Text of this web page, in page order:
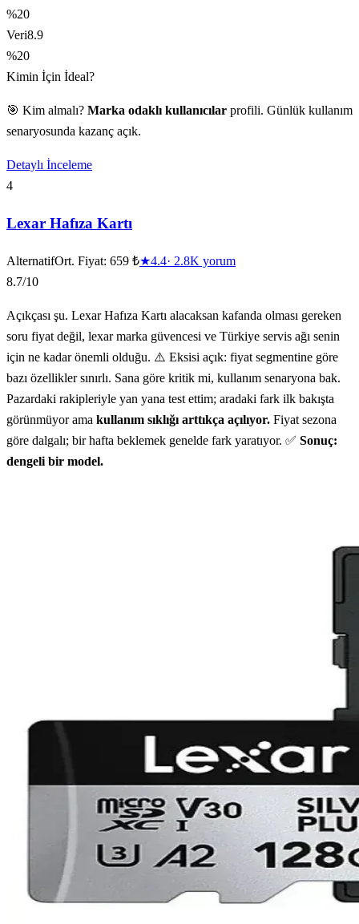
%20
Veri8.9
%20
Kimin İçin İdeal?
🎯 Kim almalı? Marka odaklı kullanıcılar profili. Günlük kullanım
senaryosunda kazanç açık.
Detaylı İnceleme
4
Lexar Hafıza Kartı
AlternatifOrt. Fiyat: 659 ₺★4.4· 2.8K yorum
8.7/10
Açıkçası şu. Lexar Hafıza Kartı alacaksan kafanda olması gereken
soru fiyat değil, lexar marka güvencesi ve Türkiye servis ağı senin
için ne kadar önemli olduğu. ⚠️ Eksisi açık: fiyat segmentine göre
bazı özellikler sınırlı. Sana göre kritik mi, kullanım senaryona bak.
Pazardaki rakipleriyle yan yana test ettim; aradaki fark ilk bakışta
görünmüyor ama kullanım sıklığı arttıkça açılıyor. Fiyat sezona
göre dalgalı; bir hafta beklemek genelde fark yaratıyor. ✅ Sonuç:
dengeli bir model.